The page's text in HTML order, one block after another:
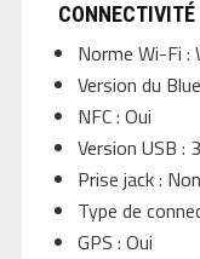
CONNECTIVITÉ
Norme Wi-Fi :
Version du
NFC : Oui
Version USB :
Prise jack : Non
Type de
GPS : Oui